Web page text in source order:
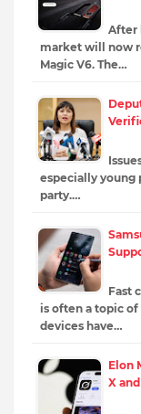
After
market will now
Magic V6. The…
especially young
party.…
Fast
is often a topic
devices have…
Elon
X